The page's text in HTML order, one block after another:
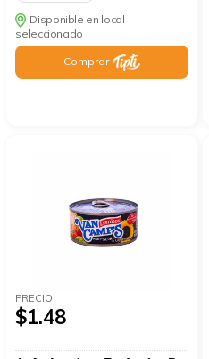
Disponible en local
seleccionado
Comprar
PRECIO
$1.48